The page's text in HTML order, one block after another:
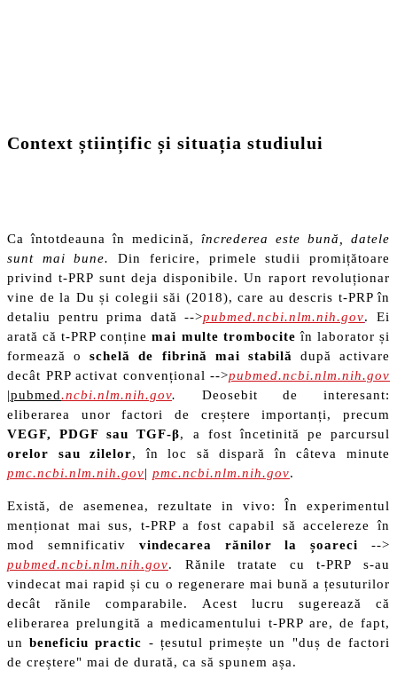
Context științific și situația studiului
Ca întotdeauna în medicină, încrederea este bună, datele
sunt mai bune.
Din fericire, primele studii promițătoare
privind t-PRP sunt deja disponibile. Un raport revoluționar
vine de la Du și colegii săi (2018), care au descris t-PRP în
detaliu pentru prima dată -->pubmed.ncbi.nlm.nih.gov. Ei
arată că t-PRP conținemai multe trombocite în laborator și
formează oschelă de fibrină mai stabilă
după activare
decât PRP activat convențional -->pubmed.ncbi.nlm.nih.gov
|pubmed.ncbi.nlm.nih.gov.
Deosebit de interesant:
eliberarea unor factori de creștere importanți, precum
VEGF, PDGF sau TGF-β, a fost încetinită pe parcursul
orelor sau zilelor, în loc să dispară în câteva minute
pmc.ncbi.nlm.nih.gov| pmc.ncbi.nlm.nih.gov.
Există, de asemenea, rezultate in vivo: În experimentul
menționat mai sus, t-PRP a fost capabil să accelereze în
mod semnificativ vindecarea rănilor la șoareci -->
pubmed.ncbi.nlm.nih.gov. Rănile tratate cu t-PRP s-au
vindecat mai rapid și cu o regenerare mai bună a țesuturilor
decât rănile comparabile. Acest lucru sugerează că
eliberarea prelungită a medicamentului t-PRP are, de fapt,
unbeneficiu practic - țesutul primește un "duș de factori
de creștere" mai de durată, ca să spunem așa.